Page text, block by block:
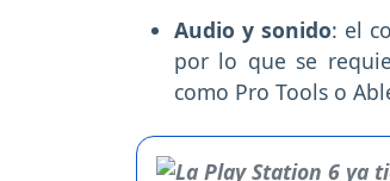
Audio y sonido: el
por lo que se
como Pro Tools o